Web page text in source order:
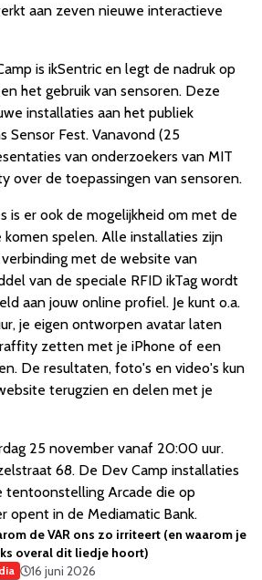
aan zeven nieuwe interactieve
is ikSentric en legt de nadruk op
het gebruik van sensoren. Deze
installaties aan het publiek
Sensor Fest. Vanavond (25
van onderzoekers van MIT
over de toepassingen van sensoren.
is er ook de mogelijkheid om met de
spelen. Alle installaties zijn
met de website van
van de speciale RFID ikTag wordt
aan jouw online profiel. Je kunt o.a.
je eigen ontworpen avatar laten
zetten met je iPhone of een
De resultaten, foto's en video's kun
terugzien en delen met je
25 november vanaf 20:00 uur.
68. De Dev Camp installaties
tentoonstelling Arcade die op
opent in de Mediamatic Bank.
de VAR ons zo irriteert (en waarom je
overal dit liedje hoort)
16 juni 2026